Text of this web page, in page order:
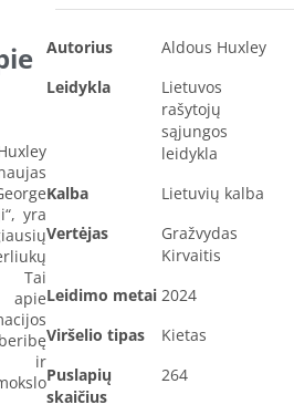
yra
Tai
apie
ir
Autorius
Aldous Huxley
Leidykla
Lietuvos
rašytojų
sąjungos
leidykla
Kalba
Lietuvių kalba
Vertėjas
Gražvydas
Kirvaitis
Leidimo metai 2024
Viršelio tipas
Kietas
Puslapių
skaičius
264